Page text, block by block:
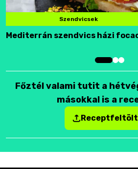
Szendvicsek
Mediterrán szendvics házi
Főztél valami tutit a
másokkal is a